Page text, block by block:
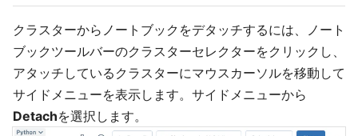
クラスターからノートブックをデタッチするには、ノート
ブックツールバーのクラスターセレクターをクリックし、
アタッチしているクラスターにマウスカーソルを移動して
サイドメニューを表示します。サイドメニューから
Detachを選択します。